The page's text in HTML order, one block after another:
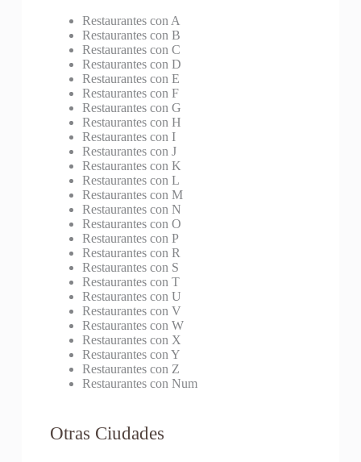
Restaurantes con A
Restaurantes con B
Restaurantes con C
Restaurantes con D
Restaurantes con E
Restaurantes con F
Restaurantes con G
Restaurantes con H
Restaurantes con I
Restaurantes con J
Restaurantes con K
Restaurantes con L
Restaurantes con M
Restaurantes con N
Restaurantes con O
Restaurantes con P
Restaurantes con R
Restaurantes con S
Restaurantes con T
Restaurantes con U
Restaurantes con V
Restaurantes con W
Restaurantes con X
Restaurantes con Y
Restaurantes con Z
Restaurantes con Num
Otras Ciudades